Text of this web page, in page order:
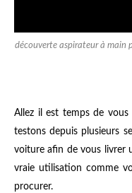
découverte aspirateur à main
Allez il est temps de
testons depuis plusieurs
voiture afin de vous livrer
vraie utilisation comme
procurer.